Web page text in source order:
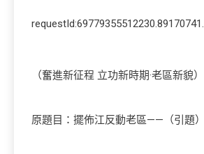
requestId:69779355512230.89170741.
（奮進新征程 立功新時期·老區新貌）
原題目：擺佈江反動老區——（引題）